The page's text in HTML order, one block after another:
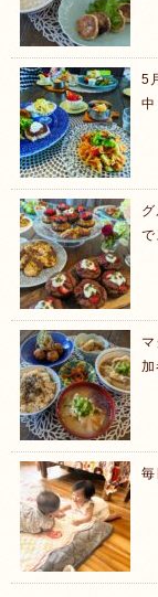
5
中
で